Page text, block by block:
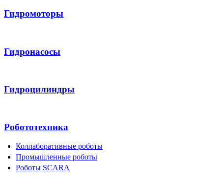
Гидромоторы
Гидронасосы
Гидроцилиндры
Робототехника
Коллаборативные роботы
Промышленные роботы
Роботы SCARA